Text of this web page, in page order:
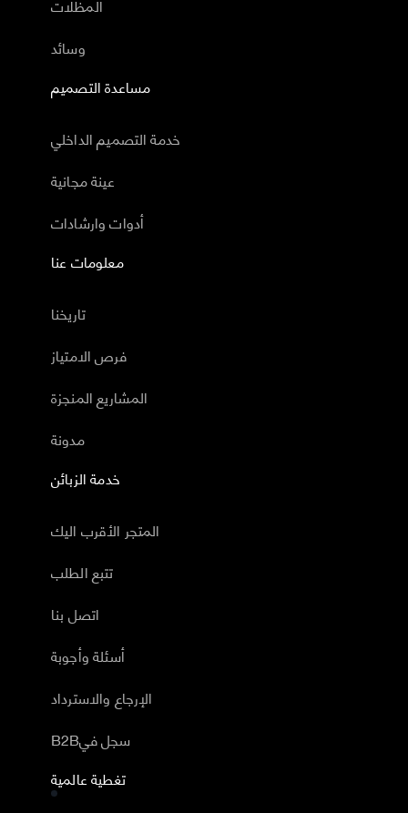
وسائد
مساعدة التصميم
خدمة التصميم الداخلي
عينة مجانية
أدوات وارشادات
معلومات عنا
تاريخنا
فرص الامتياز
المشاريع المنجزة
مدونة
خدمة الزبائن
المتجر الأقرب اليك
تتبع الطلب
اتصل بنا
أسئلة وأجوبة
الإرجاع والاسترداد
B2Bسجل في
تغطية عالمية